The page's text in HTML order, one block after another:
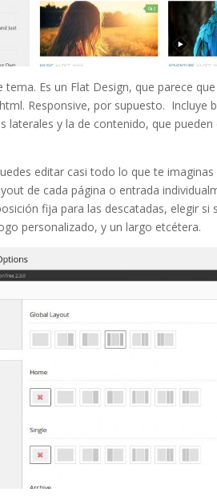
Es un Flat Design, que parece
Responsive, por supuesto. Incluye
laterales y la de contenido, que
editar casi todo lo que te
de cada página o entrada
fija para las descatadas, elegir
personalizado, y un largo etcétera.